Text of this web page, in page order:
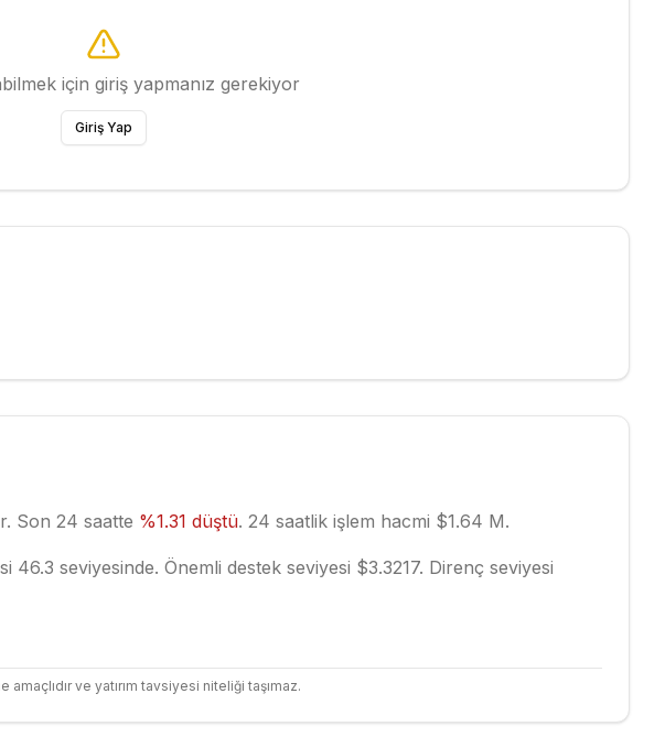
için giriş yapmanız gerekiyor
Giriş Yap
Son 24 saatte %1.31 düştü. 24 saatlik işlem hacmi $1.64 M.
46.3 seviyesinde. Önemli destek seviyesi $3.3217. Direnç seviyesi
ve yatırım tavsiyesi niteliği taşımaz.